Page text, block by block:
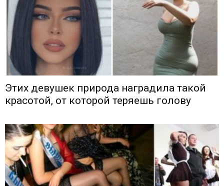
Этих девушек природа наградила такой
красотой, от которой теряешь голову